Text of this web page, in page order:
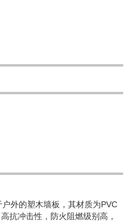
外的塑木墙板，其材质为PVC
抗冲击性 ，防火阻燃级别高，